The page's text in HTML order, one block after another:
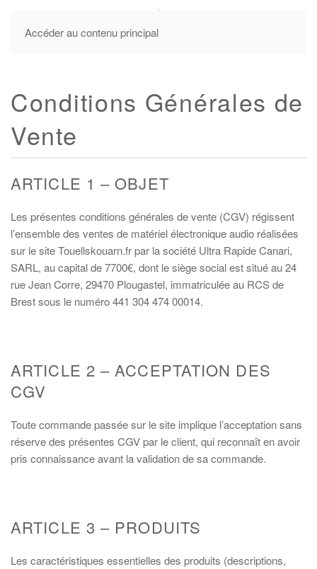
Accéder au contenu principal
MENU
Conditions Générales de
Vente
ARTICLE 1 – OBJET
Les présentes conditions générales de vente (CGV) régissent
l’ensemble des ventes de matériel électronique audio réalisées
sur le site Touellskouarn.fr par la société Ultra Rapide Canari,
SARL, au capital de 7700€, dont le siège social est situé au 24
rue Jean Corre, 29470 Plougastel, immatriculée au RCS de
Brest sous le numéro 441 304 474 00014.
ARTICLE 2 – ACCEPTATION DES
CGV
Toute commande passée sur le site implique l’acceptation sans
réserve des présentes CGV par le client, qui reconnaît en avoir
pris connaissance avant la validation de sa commande.
ARTICLE 3 – PRODUITS
Les caractéristiques essentielles des produits (descriptions,